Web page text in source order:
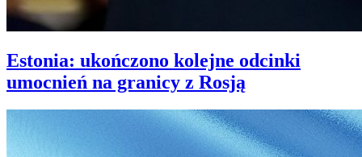
Estonia: ukończono kolejne odcinki
umocnień na granicy z Rosją